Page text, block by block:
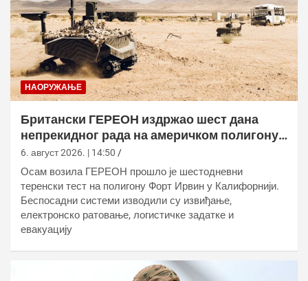
НАОРУЖАЊЕ
Британски ГЕРЕОН издржао шест дана
непрекидног рада на америчком полигону
у пустињи
6. август 2026. | 14:50
Осам возила ГЕРЕОН прошло је шестодневни
теренски тест на полигону Форт Ирвин у Калифорнији.
Беспосадни системи изводили су извиђање,
електронско ратовање, логистичке задатке и
евакуацију